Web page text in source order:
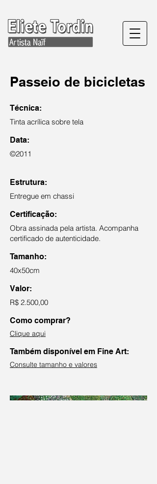
Passeio de bicicletas
Técnica:
Tinta acrílica sobre tela
Data:
©2011
Estrutura:
Entregue em chassi
Certificação:
Obra assinada pela artista. Acompanha
certificado de autenticidade.
Tamanho:
40x50cm
Valor:
R$ 2.500,00
Como comprar?
Clique aqui
Também disponível em Fine Art:
Consulte tamanho e valores